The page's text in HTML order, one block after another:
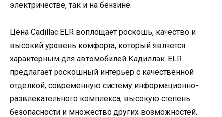
электричестве, так и на бензине.
Цена Cadillac ELR воплощает роскошь, качество и
высокий уровень комфорта, который является
характерным для автомобилей Кадиллак. ELR
предлагает роскошный интерьер с качественной
отделкой, современную систему информационно-
развлекательного комплекса, высокую степень
безопасности и множество других возможностей.